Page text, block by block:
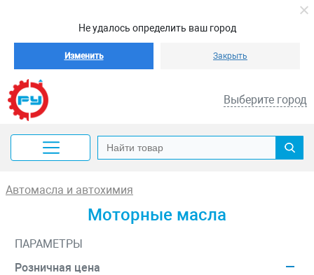
Не удалось определить ваш город
Изменить Закрыть
Выберите город
Автомасла и автохимия
Моторные масла
ПАРАМЕТРЫ
Розничная цена